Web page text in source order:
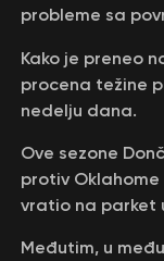
probleme sa
Kako je preneo
procena težine
nedelju dana.
Ove sezone
protiv
vratio na parket
Međutim, u